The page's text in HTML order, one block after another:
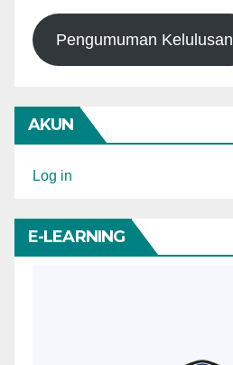
Pengumuman Kelulusan
AKUN
Log in
E-LEARNING